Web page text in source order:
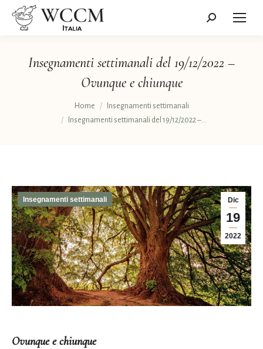
Cerca:
Insegnamenti settimanali del 19/12/2022 –
Ovunque e chiunque
Home
Insegnamenti settimanali
Insegnamenti settimanali del 19/12/2022 –…
Dic
19
2022
Insegnamenti settimanali
Ovunque e chiunque